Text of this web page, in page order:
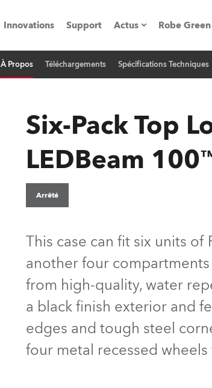
Innovations Support Actus
Communiqués de
Robe Green
À Propos Téléchargements Spécifications Techniques
Six-Pack Top
LEDBeam
Arrêté
This case can fit six units of
another four
from high-quality, water
a black finish exterior and
edges and tough steel
four metal recessed